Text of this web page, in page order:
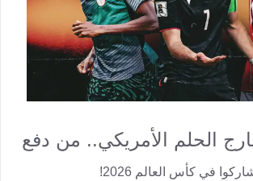
الحلم الأمريكي.. من دفع
في كأس العالم 2026!